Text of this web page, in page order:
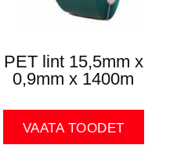
PET lint 15,5mm x
0,9mm x 1400m
VAATA TOODET